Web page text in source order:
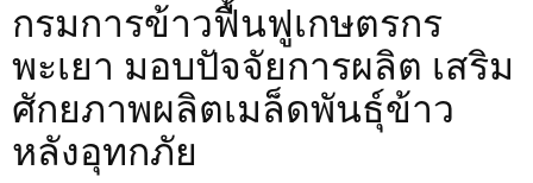
กรมการข้าวฟื้นฟูเกษตรกร
พะเยา มอบปัจจัยการผลิต เสริม
ศักยภาพผลิตเมล็ดพันธุ์ข้าว
หลังอุทกภัย